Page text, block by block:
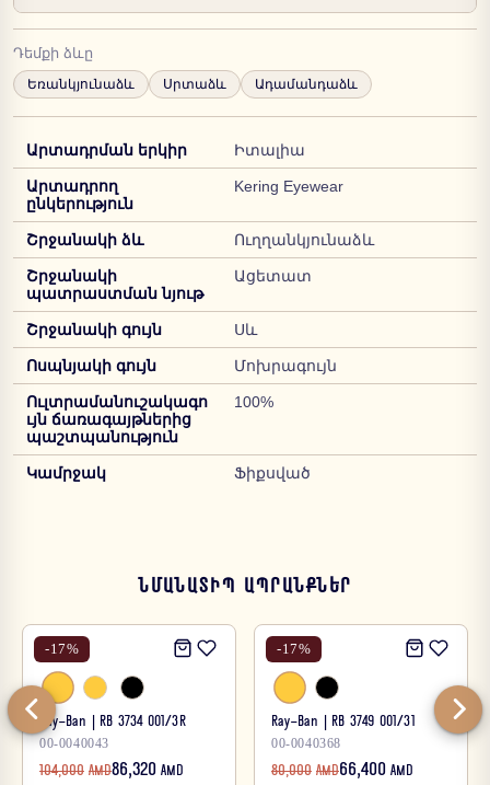
Դեմքի ձևը
Եռանկյունաձև Սրտաձև Ադամանդաձև
Արտադրման երկիր Իտալիա
Արտադրող
ընկերություն
Kering Eyewear
Շրջանակի ձև Ուղղանկյունաձև
Շրջանակի
պատրաստման նյութ
Ացետատ
Շրջանակի գույն Սև
Ոսպնյակի գույն Մոխրագույն
Ուլտրամանուշակագո
ւյն ճառագայթներից
պաշտպանություն
100%
Կամրջակ Ֆիքսված
ՆՄԱՆԱՏԻՊ ԱՊՐԱՆՔՆԵՐ
-17%
Ray-Ban | RB 3734 001/3R
00-0040043
104,000 AMD86,320 AMD
-17%
Ray-Ban | RB 3749 001/31
00-0040368
80,000 AMD66,400 AMD